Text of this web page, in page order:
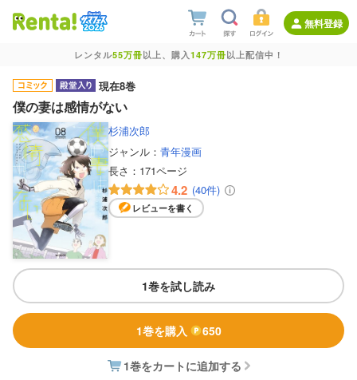
無料登録
レンタル55万冊以上、購入147万冊以上配信中！
現在8巻
僕の妻は感情がない
杉浦次郎
ジャンル： 青年漫画
長さ： 171ページ
4.2 (40件)
レビューを書く
1巻を試し読み
1巻を購入 650
1巻をカートに追加する